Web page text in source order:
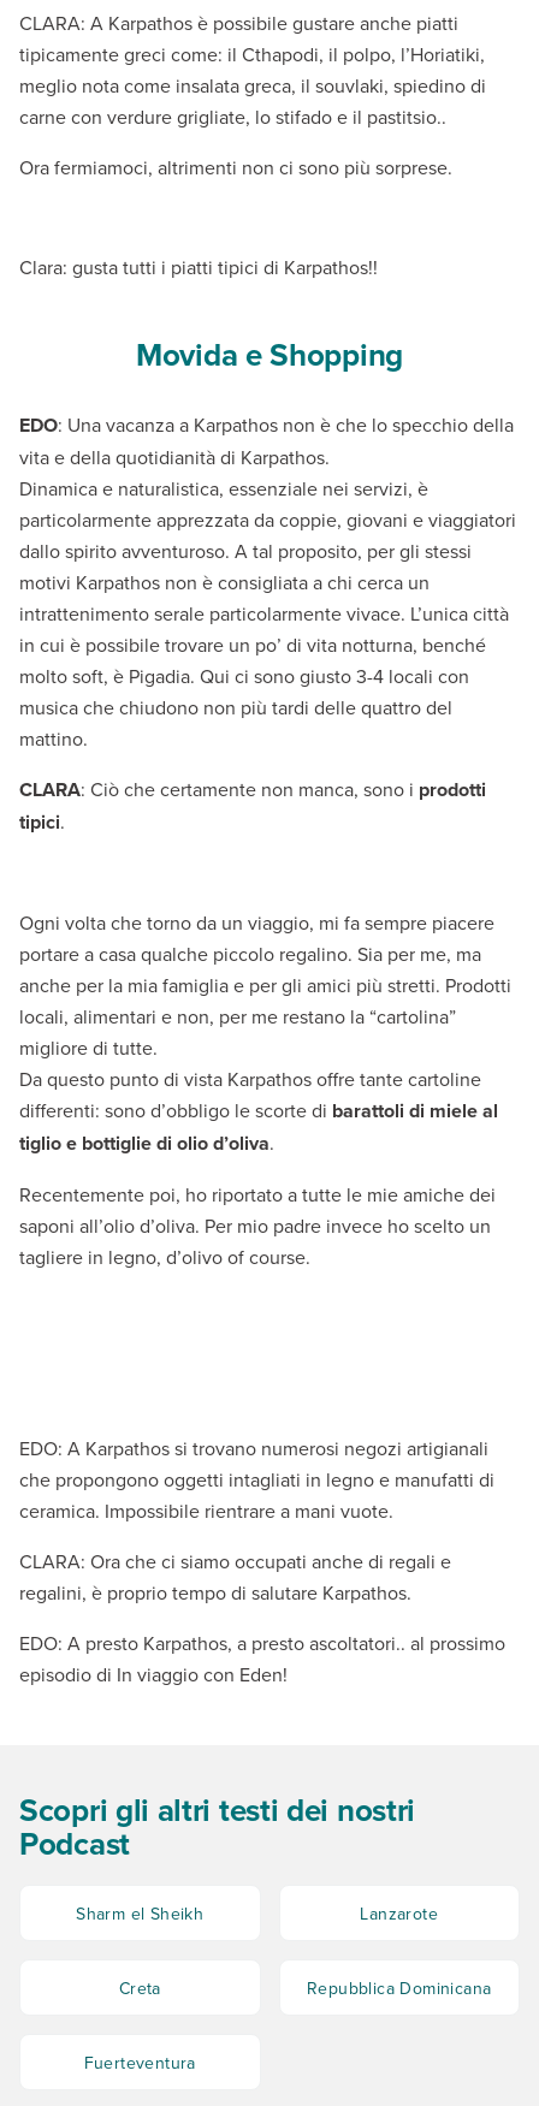
CLARA: A Karpathos è possibile gustare anche piatti
tipicamente greci come: il Cthapodi, il polpo, l’Horiatiki,
meglio nota come insalata greca, il souvlaki, spiedino di
carne con verdure grigliate, lo stifado e il pastitsio..
Ora fermiamoci, altrimenti non ci sono più sorprese.
Clara: gusta tutti i piatti tipici di Karpathos!!
Movida e Shopping
EDO: Una vacanza a Karpathos non è che lo specchio della
vita e della quotidianità di Karpathos.
Dinamica e naturalistica, essenziale nei servizi, è
particolarmente apprezzata da coppie, giovani e viaggiatori
dallo spirito avventuroso. A tal proposito, per gli stessi
motivi Karpathos non è consigliata a chi cerca un
intrattenimento serale particolarmente vivace. L’unica città
in cui è possibile trovare un po’ di vita notturna, benché
molto soft, è Pigadia. Qui ci sono giusto 3-4 locali con
musica che chiudono non più tardi delle quattro del
mattino.
CLARA: Ciò che certamente non manca, sono i prodotti
tipici.
Ogni volta che torno da un viaggio, mi fa sempre piacere
portare a casa qualche piccolo regalino. Sia per me, ma
anche per la mia famiglia e per gli amici più stretti. Prodotti
locali, alimentari e non, per me restano la “cartolina”
migliore di tutte.
Da questo punto di vista Karpathos offre tante cartoline
differenti: sono d’obbligo le scorte di barattoli di miele al
tiglio e bottiglie di olio d’oliva.
Recentemente poi, ho riportato a tutte le mie amiche dei
saponi all’olio d’oliva. Per mio padre invece ho scelto un
tagliere in legno, d’olivo of course.
EDO: A Karpathos si trovano numerosi negozi artigianali
che propongono oggetti intagliati in legno e manufatti di
ceramica. Impossibile rientrare a mani vuote.
CLARA: Ora che ci siamo occupati anche di regali e
regalini, è proprio tempo di salutare Karpathos.
EDO: A presto Karpathos, a presto ascoltatori.. al prossimo
episodio di In viaggio con Eden!
Scopri gli altri testi dei nostri
Podcast
Sharm el Sheikh Lanzarote
Creta Repubblica Dominicana
Fuerteventura